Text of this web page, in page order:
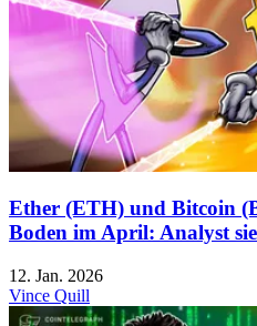
Ether (ETH) und Bitcoin
Boden im April: Analyst
12. Jan. 2026
Vince Quill